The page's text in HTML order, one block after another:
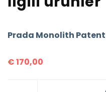
Prada Monolith
€170,00